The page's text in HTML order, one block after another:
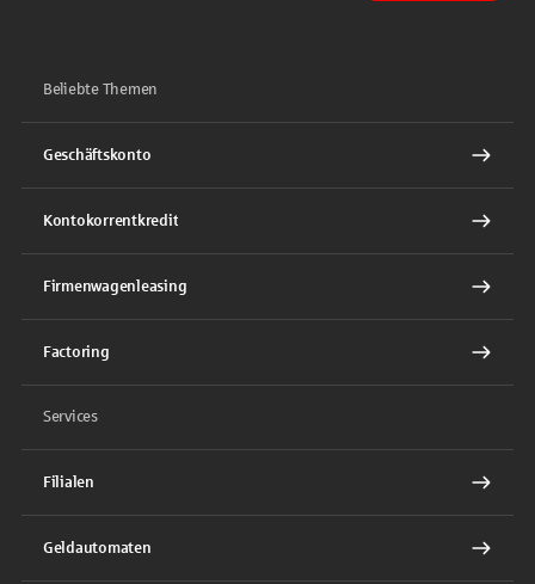
Beliebte Themen
Geschäftskonto
Kontokorrentkredit
Firmenwagenleasing
Factoring
Services
Filialen
Geldautomaten